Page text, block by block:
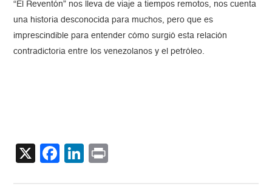
“El Reventón” nos lleva de viaje a tiempos remotos, nos cuenta
una historia desconocida para muchos, pero que es
imprescindible para entender cómo surgió esta relación
contradictoria entre los venezolanos y el petróleo.
X Facebook
LinkedIn